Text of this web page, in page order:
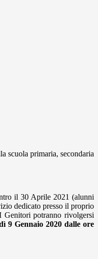
scuola primaria, secondaria
il 30 Aprile 2021 (alunni
dedicato presso il proprio
Genitori potranno rivolgersi
9 Gennaio 2020 dalle ore